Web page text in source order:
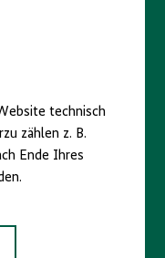
technisch
zählen z. B.
Ende Ihres